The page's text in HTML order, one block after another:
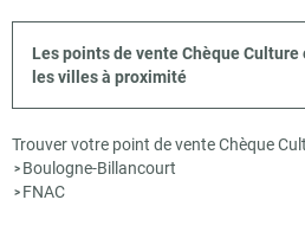
Les points de vente Chèque Culture
les villes à proximité
Trouver votre point de vente Chèque
> Boulogne-Billancourt
> FNAC